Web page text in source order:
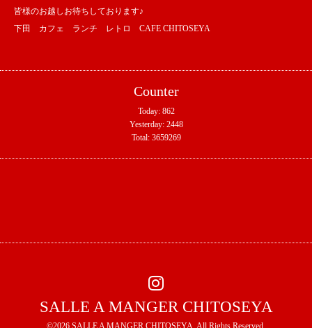
皆様のお越しお待ちしております♪
下田 カフェ ランチ レトロ CAFE CHITOSEYA
Counter
Today: 862
Yesterday: 2448
Total: 3659269
SALLE A MANGER CHITOSEYA
©2026 SALLE A MANGER CHITOSEYA . All Rights Reserved.